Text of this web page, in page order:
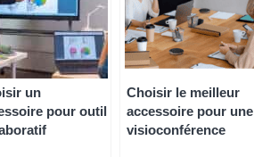
un
pour outil
Choisir le meilleur
accessoire pour une
visioconférence